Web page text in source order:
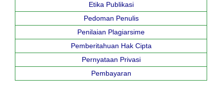
Etika Publikasi
Pedoman Penulis
Penilaian Plagiarsime
Pemberitahuan Hak Cipta
Pernyataan Privasi
Pembayaran